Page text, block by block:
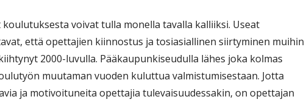
voivat tulla monella tavalla kalliiksi. Useat
että opettajien kiinnostus ja tosiasiallinen siirtyminen muihin
2000-luvulla. Pääkaupunkiseudulla lähes joka kolmas
muutaman vuoden kuluttua valmistumisestaan. Jotta
ja motivoituneita opettajia tulevaisuudessakin, on opettajan